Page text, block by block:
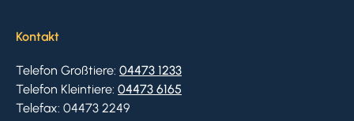
Kontakt
Telefon Großtiere: 04473 1233
Telefon Kleintiere: 04473 6165
Telefax: 04473 2249